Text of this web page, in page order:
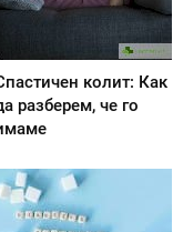
колит: Как
разберем, че го